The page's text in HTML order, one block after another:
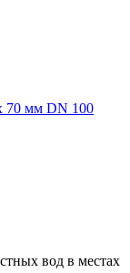
70 мм DN 100
вод в местах